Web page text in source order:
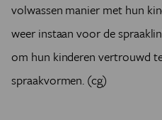
volwassen manier met hun
weer instaan voor de
om hun kinderen vertrouwd
spraakvormen. (cg)